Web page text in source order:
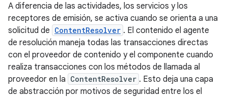
A diferencia de las actividades, los servicios y los
receptores de emisión, se activa cuando se orienta a una
solicitud de ContentResolver . El contenido el agente
de resolución maneja todas las transacciones directas
con el proveedor de contenido y el componente cuando
realiza transacciones con los métodos de llamada al
proveedor en la ContentResolver . Esto deja una capa
de abstracción por motivos de seguridad entre los el